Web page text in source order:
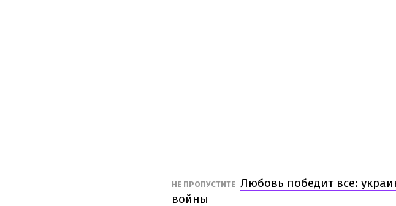
НЕ ПРОПУСТИТЕ Любовь победит все:
войны